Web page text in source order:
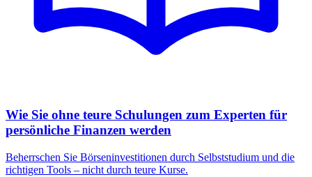
Wie Sie ohne teure Schulungen zum Experten für
persönliche Finanzen werden
Beherrschen Sie Börseninvestitionen durch Selbststudium und die
richtigen Tools – nicht durch teure Kurse.